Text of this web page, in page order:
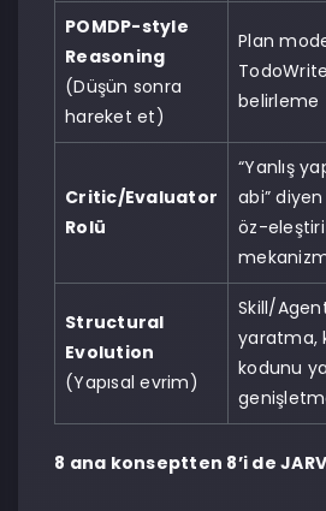
POMDP-style
Reasoning
(Düşün sonra
hareket et)
Plan
belirleme
Critic/Evaluator
Rolü
“Yanlış
abi”
öz-eleştiri
Structural
Evolution
(Yapısal evrim)
Skill/
yaratma,
kodunu
8 ana konseptten 8’i de